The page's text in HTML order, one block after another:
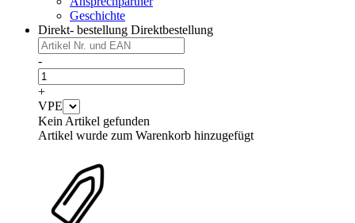
Geschichte
Direkt- bestellung Direktbestellung
-
+
VPE
Kein Artikel gefunden
Artikel wurde zum Warenkorb hinzugefügt